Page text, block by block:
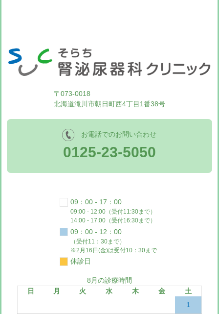
〒073-0018
北海道滝川市朝日町西4丁目1番38号
お電話でのお問い合わせ
0125-23-5050
09：00 - 17：00
09:00 - 12:00（受付11:30まで）
14:00 - 17:00（受付16:30まで）
09：00 - 12：00
（受付11：30まで）
※2月16日(金)は受付10：30まで
休診日
8月の診療時間
日
月 火 水 木 金
土
1